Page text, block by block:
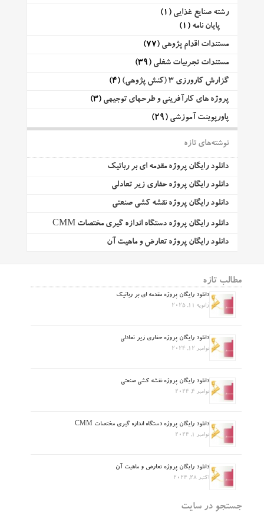
رشته صنایع غذایی (1)
پایان نامه (1)
مستندات اقدام پژوهی (77)
مستندات تجربیات شغلی (39)
گزارش کارورزی 3 (کنش پژوهی)
(4)
پروژه های کارآفرینی و طرحهای توجیهی (3)
پاورپوینت آموزشی (29)
نوشته‌های تازه
دانلود رایگان پروژه مقدمه ای بر رباتیک
دانلود رایگان پروژه حفاری زیر تعادلی
دانلود رایگان پروژه نقشه کشی صنعتی
دانلود رایگان پروژه دستگاه اندازه گیری مختصات CMM
دانلود رایگان پروژه تعارض و ماهیت آن
مطالب تازه
دانلود رایگان پروژه مقدمه ای بر رباتیک
ژانویه 11, 2025
دانلود رایگان پروژه حفاری زیر تعادلی
نوامبر 12, 2024
دانلود رایگان پروژه نقشه کشی صنعتی
نوامبر 4, 2024
دانلود رایگان پروژه دستگاه اندازه گیری مختصات CMM
نوامبر 1, 2024
دانلود رایگان پروژه تعارض و ماهیت آن
اکتبر 28, 2024
جستجو در سایت